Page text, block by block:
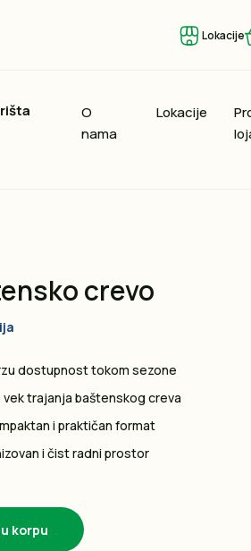
Lokacije
O
nama
Lokacije
crevo
dostupnost tokom sezone
trajanja baštenskog creva
i praktičan format
i čist radni prostor
korpu